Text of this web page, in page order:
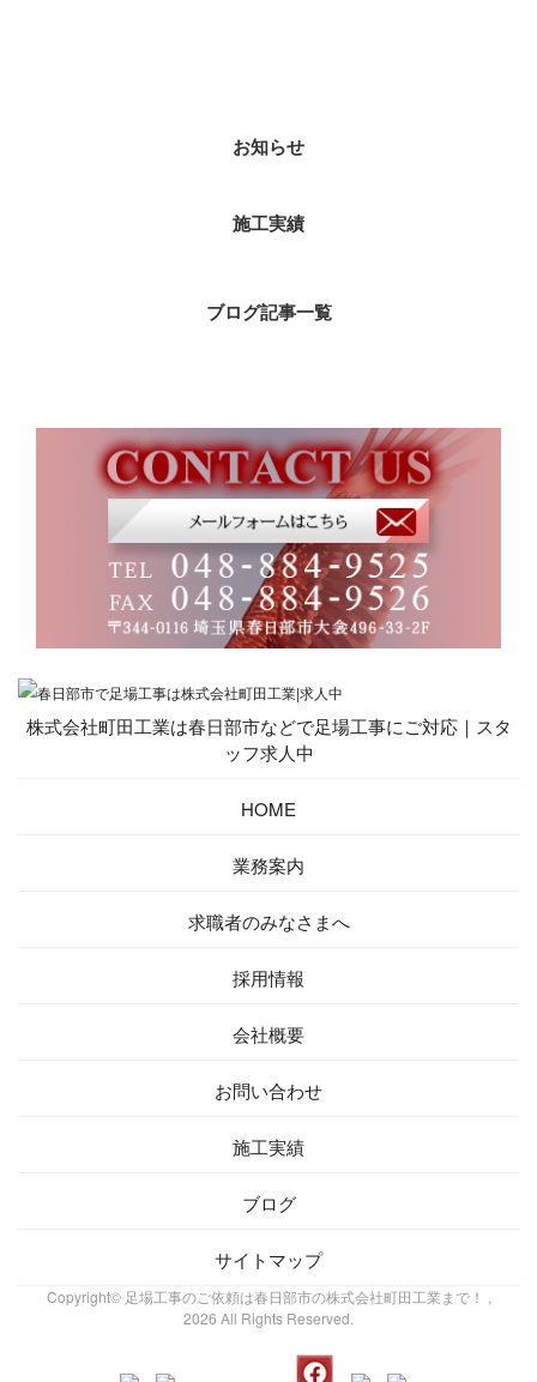
お知らせ
施工実績
ブログ記事一覧
株式会社町田工業は春日部市などで足場工事にご対応｜スタ
ッフ求人中
HOME
業務案内
求職者のみなさまへ
採用情報
会社概要
お問い合わせ
施工実績
ブログ
サイトマップ
Copyright© 足場工事のご依頼は春日部市の株式会社町田工業まで！ ,
2026 All Rights Reserved.